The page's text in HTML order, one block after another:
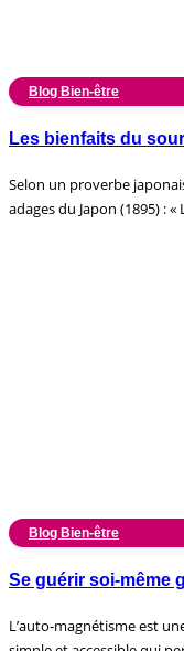
Blog Bien-être
Les bienfaits du
Selon un proverbe
adages du Japon (1895) : «
Blog Bien-être
Se guérir soi-même
L’auto-magnétisme est